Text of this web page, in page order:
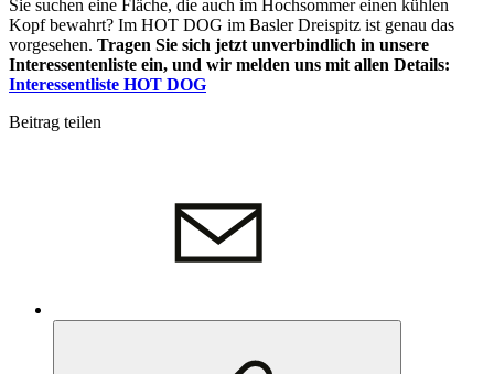
Sie suchen eine Fläche, die auch im Hochsommer einen kühlen
Kopf bewahrt? Im HOT DOG im Basler Dreispitz ist genau das
vorgesehen. Tragen Sie sich jetzt unverbindlich in unsere
Interessentenliste ein, und wir melden uns mit allen Details:
Interessentliste HOT DOG
Beitrag teilen